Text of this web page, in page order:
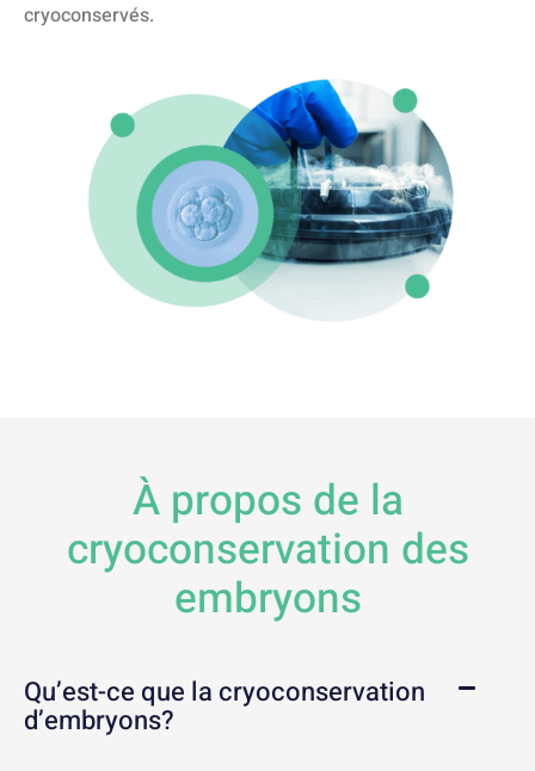
cryoconservés.
À propos de la
cryoconservation des
embryons
Qu’est-ce que la cryoconservation
d’embryons?